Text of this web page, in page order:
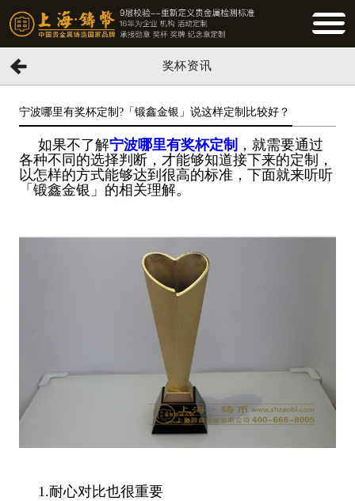
奖杯资讯
宁波哪里有奖杯定制?「锻鑫金银」说这样定制比较好？
如果不了解宁波哪里有奖杯定制 ，就需要通过
各种不同的选择判断，才能够知道接下来的定制，
以怎样的方式能够达到很高的标准，下面就来听听
「锻鑫金银」的相关理解。
1.耐心对比也很重要